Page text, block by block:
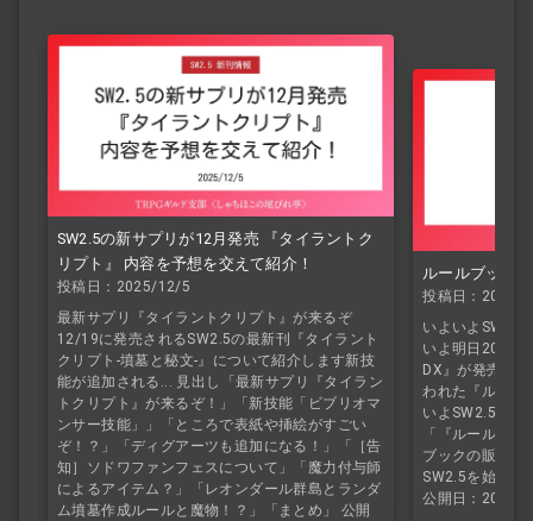
SW2.5の新サプリが12月発売 『タイラントク
リプト』 内容を予想を交えて紹介！
投稿日：2025/12/5
最新サプリ『タイラントクリプト』が来るぞ
12/19に発売されるSW2.5の最新刊『タイラント
クリプト-墳墓と秘文-』について紹介します新技
能が追加される... 見出し「最新サプリ『タイラン
トクリプト』が来るぞ！」「新技能「ビブリオマ
ンサー技能」」「ところで表紙や挿絵がすごい
ぞ！？」「ディグアーツも追加になる！」「［告
知］ソドワファンフェスについて」「魔力付与師
によるアイテム？」「レオンダール群島とランダ
ム墳墓作成ルールと魔物！？」「まとめ」 公開
ルールブック
投稿日：2025/
いよいよSW2.5
いよ明日2025
DX』が発売と
われた『ルール
いよSW2.5『ル
「『ルールブ
ブックの販売は
SW2.5を始める
公開日：2025/